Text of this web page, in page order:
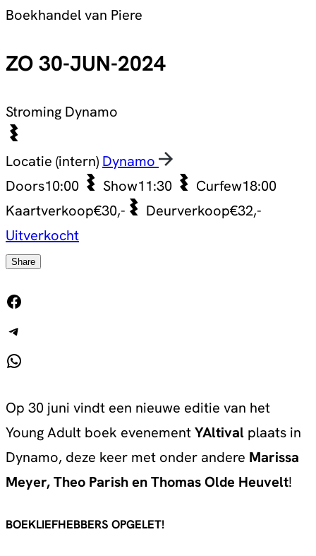
Boekhandel van Piere
ZO 30-JUN-2024
Stroming Dynamo
Locatie (intern) Dynamo
Doors10:00 Show11:30 Curfew18:00
Kaartverkoop€30,- Deurverkoop€32,-
Uitverkocht
Share
Op 30 juni vindt een nieuwe editie van het
Young Adult boek evenementYAltival plaats in
Dynamo, deze keer met onder andere Marissa
Meyer, Theo Parish en Thomas Olde Heuvelt!
BOEKLIEFHEBBERS OPGELET!